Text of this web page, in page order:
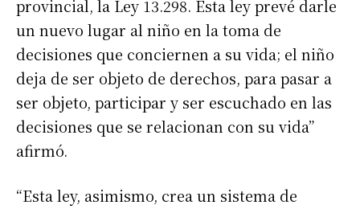
provincial, la Ley 13.298. Esta ley prevé darle
un nuevo lugar al niño en la toma de
decisiones que conciernen a su vida; el niño
deja de ser objeto de derechos, para pasar a
ser objeto, participar y ser escuchado en las
decisiones que se relacionan con su vida”
afirmó.
“Esta ley, asimismo, crea un sistema de